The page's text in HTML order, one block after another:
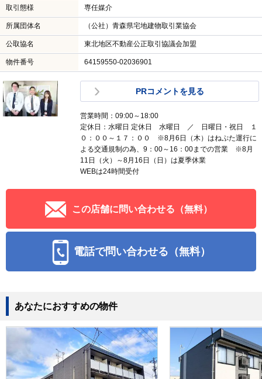
取引態様 専任媒介
所属団体名 （公社）青森県宅地建物取引業協会
公取協名 東北地区不動産公正取引協議会加盟
物件番号 64159550-02036901
PRコメントを見る
営業時間：09:00～18:00
定休日：水曜日 定休日 水曜日 ／ 日曜日・祝日 １
０：００～１７：００ ※8月6日（木）はねぷた運行に
よる交通規制の為、9：00～16：00までの営業 ※8月
11日（火）～8月16日（日）は夏季休業
WEBは24時間受付
この店舗に問い合わせる（無料）
電話で問い合わせる（無料）
あなたにおすすめの物件